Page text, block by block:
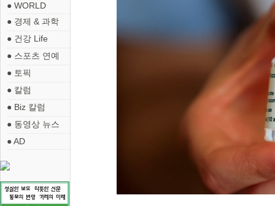
● WORLD
● 경제 & 과학
● 건강 Life
● 스포츠 연예
● 토픽
● 칼럼
● Biz 칼럼
● 동영상 뉴스
● AD